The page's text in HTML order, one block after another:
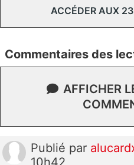
ACCÉDER AUX
Commentaires des
AFFICHER
Publié par
10h42